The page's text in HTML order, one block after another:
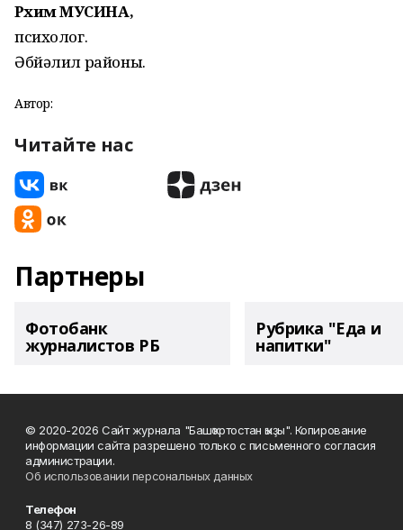
Рәхимә МУСИНА,
психолог.
Әбйәлил районы.
Автор:
Читайте нас
Партнеры
Фотобанк
журналистов РБ
Рубрика "Еда и
напитки"
© 2020-2026 Сайт журнала "Башҡортостан ҡыҙы". Копирование
информации сайта разрешено только с письменного согласия
администрации.
Об использовании персональных данных
Телефон
8 (347) 273-26-89